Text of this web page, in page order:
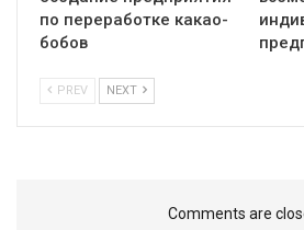
по переработке какао-
бобов
PREV NEXT
Comments are